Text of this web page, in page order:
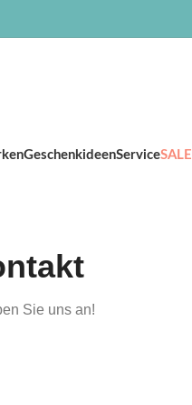
GeschenkideenServiceSALE
Sie uns an!